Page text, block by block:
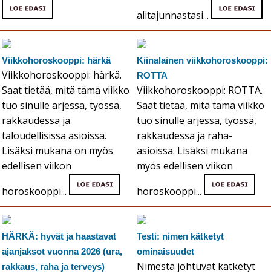
alitajunnastasi...
Viikkohoroskooppi: härkä
Viikkohoroskooppi: härkä.
Saat tietää, mitä tämä viikko
tuo sinulle arjessa, työssä,
rakkaudessa ja
taloudellisissa asioissa.
Lisäksi mukana on myös
edellisen viikon
horoskooppi...
Kiinalainen viikkohoroskooppi:
ROTTA
Viikkohoroskooppi: ROTTA.
Saat tietää, mitä tämä viikko
tuo sinulle arjessa, työssä,
rakkaudessa ja raha-
asioissa. Lisäksi mukana
myös edellisen viikon
horoskooppi...
HÄRKÄ: hyvät ja haastavat
ajanjaksot vuonna 2026 (ura,
rakkaus, raha ja terveys)
Testi: nimen kätketyt
ominaisuudet
Nimestä johtuvat kätketyt